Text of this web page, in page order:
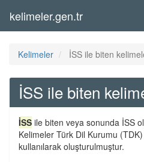
kelimeler.gen.tr
Kelimeler İSS ile biten
İSS ile biten
İSS ile biten veya sonunda İSS
Kelimeler Türk Dil Kurumu
kullanılarak oluşturulmuştur.